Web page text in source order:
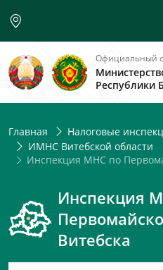
Официальный
Республики
Главная
Налоговые
ИМНС Витебской области
Инспекция МНС по
Инспекция
Витебска